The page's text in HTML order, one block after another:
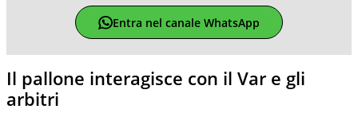
Entra nel canale WhatsApp
Il pallone interagisce con il Var e gli
arbitri